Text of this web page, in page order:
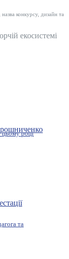
конкурсу, дизайн та
екосистемі
цьому році
та